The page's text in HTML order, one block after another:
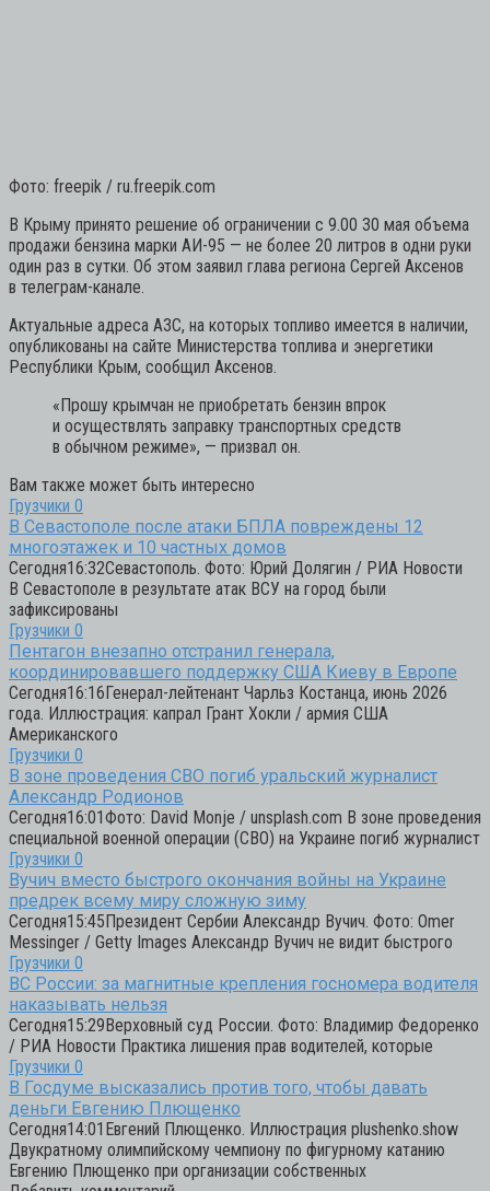
Фото: freepik / ru.freepik.com
В Крыму принято решение об ограничении с 9.00 30 мая объема
продажи бензина марки АИ-95 — не более 20 литров в одни руки
один раз в сутки. Об этом заявил глава региона Сергей Аксенов
в телеграм-канале.
Актуальные адреса АЗС, на которых топливо имеется в наличии,
опубликованы на сайте Министерства топлива и энергетики
Республики Крым, сообщил Аксенов.
«Прошу крымчан не приобретать бензин впрок
и осуществлять заправку транспортных средств
в обычном режиме», — призвал он.
Вам также может быть интересно
Грузчики 0
В Севастополе после атаки БПЛА повреждены 12
многоэтажек и 10 частных домов
Сегодня16:32Севастополь. Фото: Юрий Долягин / РИА Новости
В Севастополе в результате атак ВСУ на город были
зафиксированы
Грузчики 0
Пентагон внезапно отстранил генерала,
координировавшего поддержку США Киеву в Европе
Сегодня16:16Генерал-лейтенант Чарльз Костанца, июнь 2026
года. Иллюстрация: капрал Грант Хокли / армия США
Американского
Грузчики 0
В зоне проведения СВО погиб уральский журналист
Александр Родионов
Сегодня16:01Фото: David Monje / unsplash.com В зоне проведения
специальной военной операции (СВО) на Украине погиб журналист
Грузчики 0
Вучич вместо быстрого окончания войны на Украине
предрек всему миру сложную зиму
Сегодня15:45Президент Сербии Александр Вучич. Фото: Omer
Messinger / Getty Images Александр Вучич не видит быстрого
Грузчики 0
ВС России: за магнитные крепления госномера водителя
наказывать нельзя
Сегодня15:29Верховный суд России. Фото: Владимир Федоренко
/ РИА Новости Практика лишения прав водителей, которые
Грузчики 0
В Госдуме высказались против того, чтобы давать
деньги Евгению Плющенко
Сегодня14:01Евгений Плющенко. Иллюстрация plushenko.show
Двукратному олимпийскому чемпиону по фигурному катанию
Евгению Плющенко при организации собственных